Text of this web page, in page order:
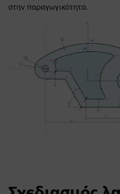
στην παραγωγικότητα.